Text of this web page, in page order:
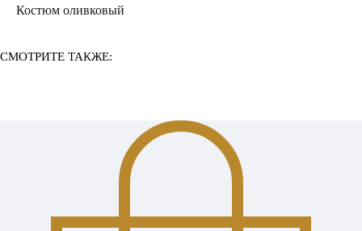
Костюм оливковый
СМОТРИТЕ ТАКЖЕ: